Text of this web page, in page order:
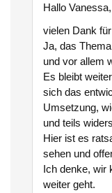
Hallo Vanessa,
vielen Dank
Ja, das
und vor allem
Es bleibt
sich das
Umsetzung,
und teils
Hier ist es
sehen und
Ich denke, wir
weiter geht.